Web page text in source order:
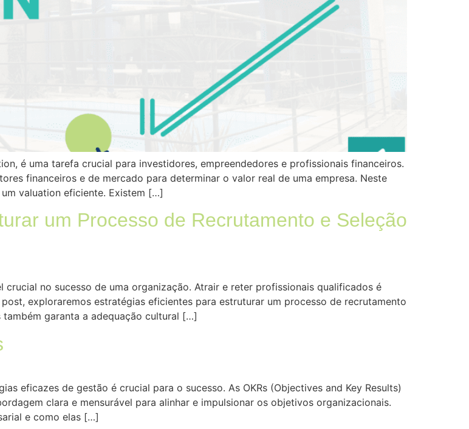
é uma tarefa crucial para investidores, empreendedores e profissionais financeiros.
financeiros e de mercado para determinar o valor real de uma empresa. Neste
valuation eficiente. Existem […]
um Processo de Recrutamento e Seleção
no sucesso de uma organização. Atrair e reter profissionais qualificados é
exploraremos estratégias eficientes para estruturar um processo de recrutamento
garanta a adequação cultural […]
eficazes de gestão é crucial para o sucesso. As OKRs (Objectives and Key Results)
clara e mensurável para alinhar e impulsionar os objetivos organizacionais.
e como elas […]